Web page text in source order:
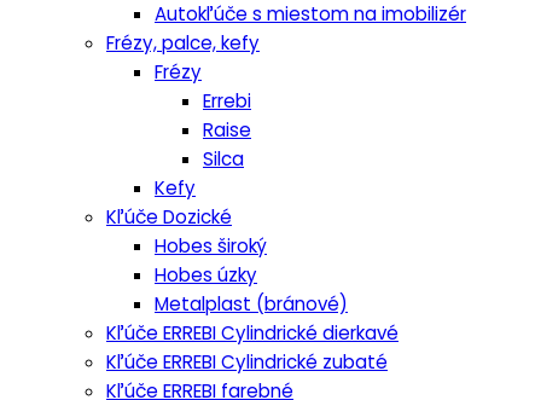
Autokľúče s miestom na imobilizér
Frézy, palce, kefy
Frézy
Errebi
Raise
Silca
Kefy
Kľúče Dozické
Hobes široký
Hobes úzky
Metalplast (bránové)
Kľúče ERREBI Cylindrické dierkavé
Kľúče ERREBI Cylindrické zubaté
Kľúče ERREBI farebné